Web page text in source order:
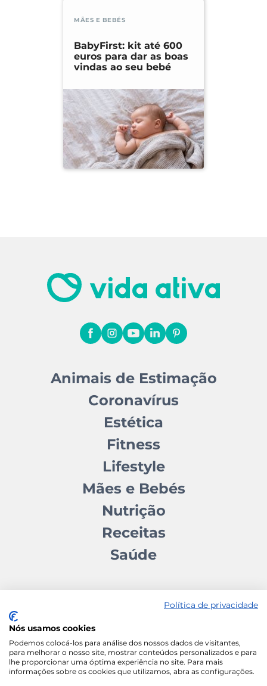
MÃES E BEBÉS
BabyFirst: kit até 600
euros para dar as boas
vindas ao seu bebé
Animais de Estimação
Coronavírus
Estética
Fitness
Lifestyle
Mães e Bebés
Nutrição
Receitas
Saúde
Contactos Quem somos Autores
Estatuto Editorial
Ficha Técnica
Manifesto
Política de privacidade
Nós usamos cookies
Podemos colocá-los para análise dos nossos dados de visitantes,
para melhorar o nosso site, mostrar conteúdos personalizados e para
lhe proporcionar uma óptima experiência no site. Para mais
informações sobre os cookies que utilizamos, abra as configurações.